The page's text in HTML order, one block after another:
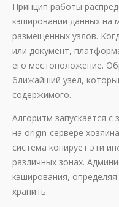
Принцип работы
кэшировании данных на
размещенных узлов.
или документ,
его местоположение.
ближайший узел,
содержимого.
Алгоритм запускается с
на origin-сервере
система копирует эти
различных зонах.
кэширования,
хранить.